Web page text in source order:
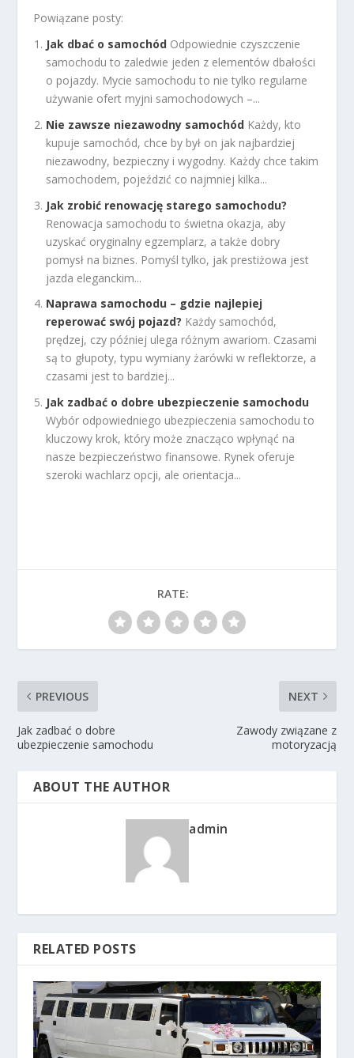
Powiązane posty:
Jak dbać o samochód Odpowiednie czyszczenie
samochodu to zaledwie jeden z elementów dbałości
o pojazdy. Mycie samochodu to nie tylko regularne
używanie ofert myjni samochodowych –...
Nie zawsze niezawodny samochód Każdy, kto
kupuje samochód, chce by był on jak najbardziej
niezawodny, bezpieczny i wygodny. Każdy chce takim
samochodem, pojeździć co najmniej kilka...
Jak zrobić renowację starego samochodu?
Renowacja samochodu to świetna okazja, aby
uzyskać oryginalny egzemplarz, a także dobry
pomysł na biznes. Pomyśl tylko, jak prestiżowa jest
jazda eleganckim...
Naprawa samochodu – gdzie najlepiej
reperować swój pojazd? Każdy samochód,
prędzej, czy później ulega różnym awariom. Czasami
są to głupoty, typu wymiany żarówki w reflektorze, a
czasami jest to bardziej...
Jak zadbać o dobre ubezpieczenie samochodu
Wybór odpowiedniego ubezpieczenia samochodu to
kluczowy krok, który może znacząco wpłynąć na
nasze bezpieczeństwo finansowe. Rynek oferuje
szeroki wachlarz opcji, ale orientacja...
RATE:
PREVIOUS
Jak zadbać o dobre
ubezpieczenie samochodu
NEXT
Zawody związane z
motoryzacją
ABOUT THE AUTHOR
admin
RELATED POSTS